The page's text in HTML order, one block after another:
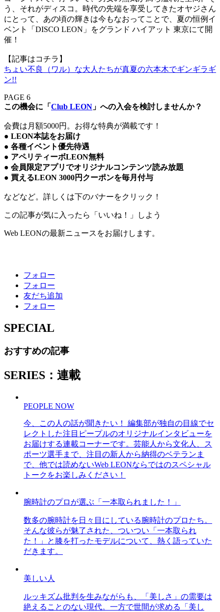
う、それがディスコ。時代の先端を享受してきたオヤジさん
にとって、あの頃の輝きは今もなおってことで、夏の恒例イ
ベント「DISCO LEON」をグランド ハイアット 東京にて開
催！
【記事はコチラ】
ちょい不良（ワル）な大人たちが真夏の六本木でギンギラギ
ン!!
PAGE 6
この機会に「 Club LEON 」への入会を検討しませんか？
会費は月額5000円。お得な特典が満載です！
● LEON本誌をお届け
● 各種イベント優先待遇
● アペリティーボLEON無料
● 会員限定アプリでオリジナルコンテンツ読み放題
● 買えるLEON 3000円クーポンを毎月付与
などなど。詳しくは下のバナーをクリック！
この記事が気に入ったら「いいね！」しよう
Web LEONの最新ニュースをお届けします。
フォロー
フォロー
友だち追加
フォロー
SPECIAL
おすすめの記事
SERIES：連載
PEOPLE NOW
今、この人の話が聞きたい！ 編集部が独自の目線でセ
レクトした注目ピープルのオリジナルインタビューを
お届けする連載コーナーです。芸能人から文化人、ス
ポーツ選手まで、注目の新人から納得のベテランま
で、他では読めないWeb LEONならではのスペシャル
トークをお楽しみください！
腕時計のプロが選ぶ「一本取られました！」
数多の腕時計を日々目にしている腕時計のプロたち。
そんな彼らが魅了された、ついつい「一本取られ
た！」と膝を打ったモデルについて、熱く語っていた
だきます。
美しい人
ルッキズム批判を生みながらも、「美しさ」の需要は
絶えることのない現代。一方で世間が求める「美し